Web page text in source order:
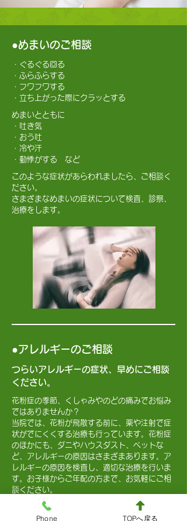
●めまいのご相談
・ぐるぐる回る
・ふらふらする
・フワフワする
・立ち上がった際にクラッとする
めまいとともに
・吐き気
・おう吐
・冷や汗
・動悸がする など
このような症状があらわれましたら、ご相談く
ださい。
さまざまなめまいの症状について検査、診察、
治療をします。
●アレルギーのご相談
花粉症の季節、くしゃみやのどの痛みでお悩み
ではありませんか？
当院では、花粉が飛散する前に、薬や注射で症
状がでにくくする治療も行っています。花粉症
のほかにも、ダニやハウスダスト、ペットな
ど、アレルギーの原因はさまざまあります。ア
レルギーの原因を検査し、適切な治療を行いま
す。お子様からご年配の方まで、お気軽にご相
談ください。
つらいアレルギーの症状、早めにご相談
ください。
Phone TOPへ戻る